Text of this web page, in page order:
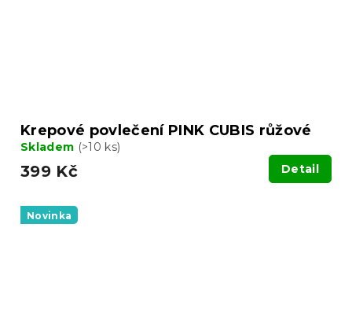
Krepové povlečení PINK CUBIS růžové
Skladem (>10 ks)
399 Kč Detail
Novinka